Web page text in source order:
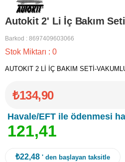
Autokit 2' Li İç Bakım
Barkod : 8697409603066
Stok Miktarı : 0
AUTOKIT 2 Lİ İÇ BAKIM SETİ-
₺134,90
Havale/EFT ile ödenmesi
121,41
₺22,48 ' den başlayan taksitle